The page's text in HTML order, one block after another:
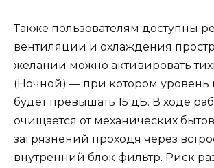
Также пользователям доступны
вентиляции и охлаждения
желании можно активировать
(Ночной) — при котором уровень
будет превышать 15 дБ. В ходе
очищается от механических
загрязнений проходя через
внутренний блок фильтр. Риск